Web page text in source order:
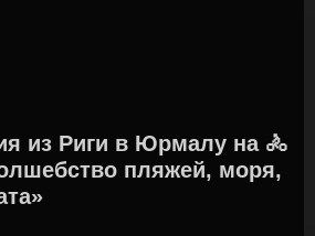
из Риги в Юрмалу на 🚴
пляжей, моря,